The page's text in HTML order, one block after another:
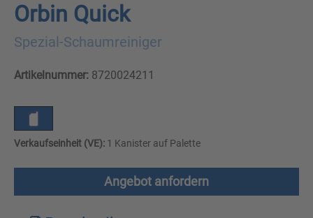
Orbin Quick
Spezial-Schaumreiniger
Artikelnummer: 8720024211
Verkaufseinheit (VE): 1 Kanister auf Palette
Angebot anfordern